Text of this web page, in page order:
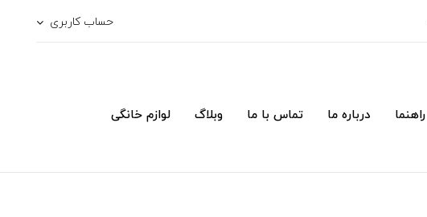
حساب کاربری
راهنما درباره ما تماس با ما وبلاگ لوازم خانگی